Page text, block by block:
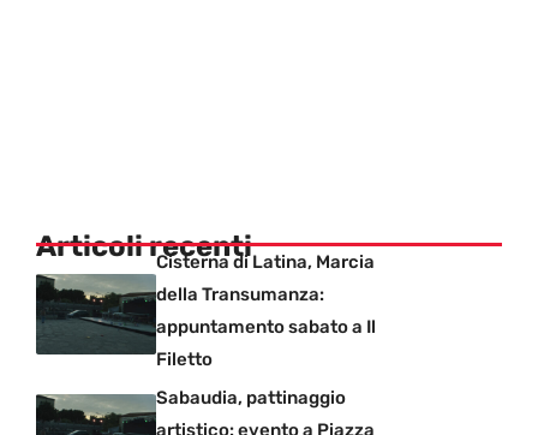
Articoli recentiCisterna di Latina, Marcia
della Transumanza:
appuntamento sabato a Il
Filetto
Sabaudia, pattinaggio
artistico: evento a Piazza